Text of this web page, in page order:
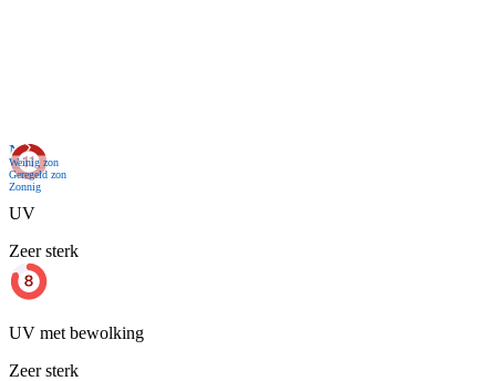
Nu
Weinig zon
Geregeld zon
Zonnig
UV
Zeer sterk
UV met bewolking
Zeer sterk